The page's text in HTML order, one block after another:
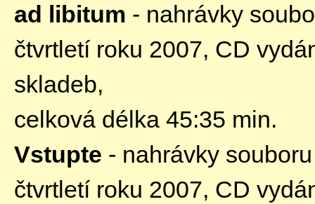
ad libitum - nahrávky
čtvrtletí roku 2007, CD
skladeb,
celková délka 45:35 min.
Vstupte - nahrávky
čtvrtletí roku 2007, CD